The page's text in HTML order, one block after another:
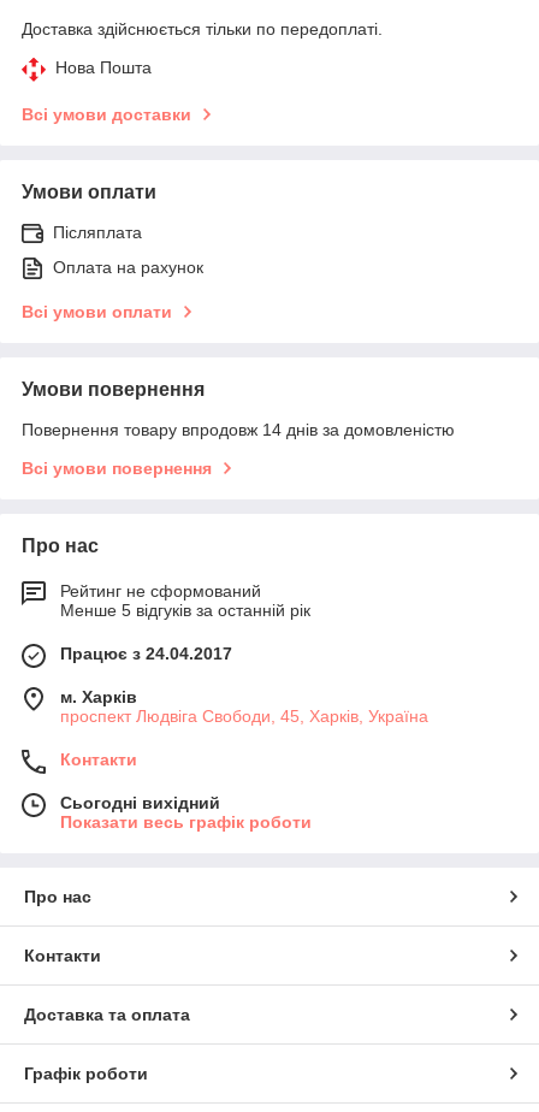
Доставка здійснюється тільки по передоплаті.
Нова Пошта
Всі умови доставки
Умови оплати
Післяплата
Оплата на рахунок
Всі умови оплати
Умови повернення
Повернення товару впродовж 14 днів за домовленістю
Всі умови повернення
Про нас
Рейтинг не сформований
Менше 5 відгуків за останній рік
Працює з 24.04.2017
м. Харків
проспект Людвіга Свободи, 45, Харків, Україна
Контакти
Сьогодні вихідний
Показати весь графік роботи
Про нас
Контакти
Доставка та оплата
Графік роботи